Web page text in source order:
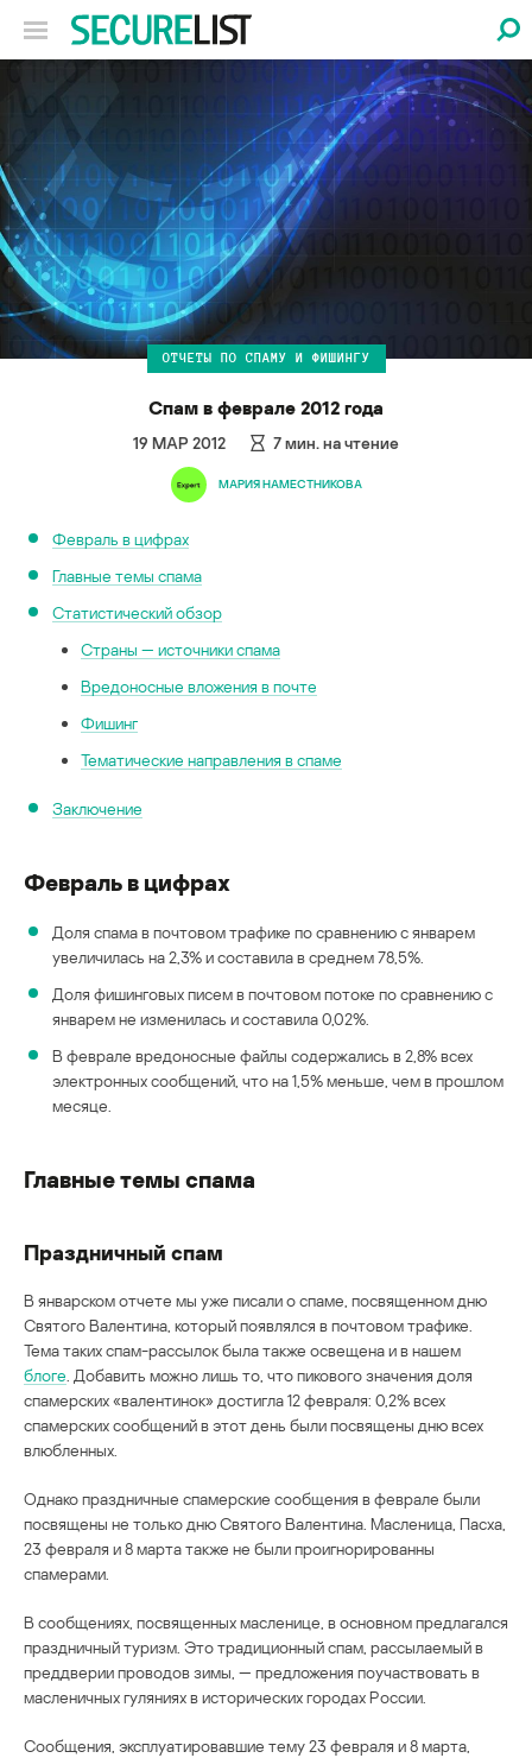
ОТЧЕТЫ ПО СПАМУ И ФИШИНГУ
Спам в феврале 2012 года
19 МАР 2012 7мин. на чтение
МАРИЯ НАМЕСТНИКОВА
Февраль в цифрах
Главные темы спама
Статистический обзор
Страны — источники спама
Вредоносные вложения в почте
Фишинг
Тематические направления в спаме
Заключение
Февраль в цифрах
Доля спама в почтовом трафике по сравнению с январем
увеличилась на 2,3% и составила в среднем 78,5%.
Доля фишинговых писем в почтовом потоке по сравнению с
январем не изменилась и составила 0,02%.
В феврале вредоносные файлы содержались в 2,8% всех
электронных сообщений, что на 1,5% меньше, чем в прошлом
месяце.
Главные темы спама
Праздничный спам
В январском отчете мы уже писали о спаме, посвященном дню
Святого Валентина, который появлялся в почтовом трафике.
Тема таких спам-рассылок была также освещена и в нашем
блоге . Добавить можно лишь то, что пикового значения доля
спамерских «валентинок» достигла 12 февраля: 0,2% всех
спамерских сообщений в этот день были посвящены дню всех
влюбленных.
Однако праздничные спамерские сообщения в феврале были
посвящены не только дню Святого Валентина. Масленица, Пасха,
23 февраля и 8 марта также не были проигнорированны
спамерами.
В сообщениях, посвященных масленице, в основном предлагался
праздничный туризм. Это традиционный спам, рассылаемый в
преддверии проводов зимы, — предложения поучаствовать в
масленичных гуляниях в исторических городах России.
Сообщения, эксплуатировавшие тему 23 февраля и 8 марта,